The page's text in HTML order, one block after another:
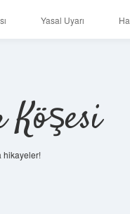
Yasal Uyarı
hikayeler!